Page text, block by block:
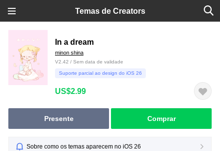
Temas de Creators
In a dream
minon shina
V2.42 / Sem data de validade
Suporte parcial ao design do iOS 26
US$2.99
Presente Comprar
Sobre como os temas aparecem no iOS 26